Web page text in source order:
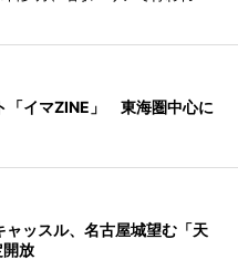
「イマZINE」 東海圏中心に
ャッスル、名古屋城望む「天
放